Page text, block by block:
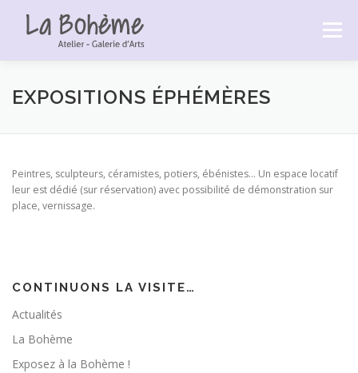
contenu
Menu
ACCUEIL LA BOHÈME LES EXPOSITIONS
CONTACT
EXPOSITIONS ÉPHÉMÈRES
Peintres, sculpteurs, céramistes, potiers, ébénistes… Un espace locatif
leur est dédié (sur réservation) avec possibilité de démonstration sur
place, vernissage.
CONTINUONS LA VISITE…
Actualités
La Bohème
Exposez à la Bohème !